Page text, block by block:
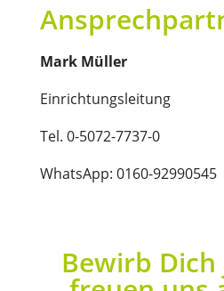
Mark Müller
Einrichtungsleitung
Tel. 0-5072-7737-0
WhatsApp: 0160-92990545
Bewirb